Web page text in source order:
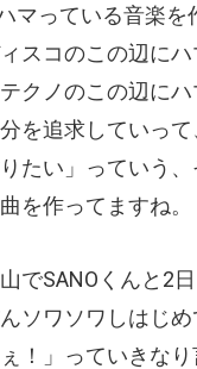
マっている音楽を
スコのこの辺にハ
クノのこの辺にハ
を追求していって
たい」っていう
を作ってますね。
でSANOくんと2
ソワソワしはじめ
！」っていきな